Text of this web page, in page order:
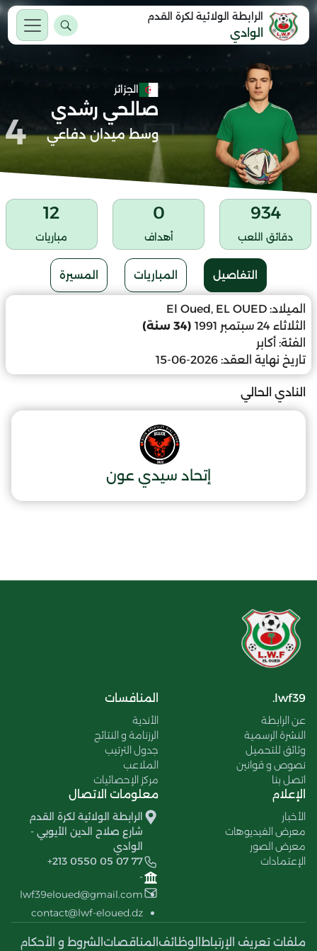
الرابطة الولائية لكرة القدم
الوادي
الجزائر
صالحي رشدي
وسط ميدان دفاعي 4
934
دقائق اللعب
0
أهداف
12
مباريات
التفاصيل المباريات المسيرة
الميلاد: El Oued, EL OUED
الثلاثاء 24 سبتمبر 1991
(34 سنة)
الفئة: أكابر
تاريخ نهاية العقد: 2026-06-15
النادي الحالي
إتحاد سيدي عون
lwf39.
عن الرابطة
النشرة الرسمية
وثائق للتحميل
نصوص و قوانين
اتصل بنا
المنافسات
الأندية
الرزنامة و النتائج
جدول الترتيب
الملاعب
مركز الإحصائيات
الإعلام
الأخبار
معرض الفيديوهات
معرض الصور
الإعتمادات
معلومات الاتصال
الرابطة الولائية لكرة القدم
شارع صلاح الدين الأيوبي -
الوادي
+213 0550 05 07 77
-
lwf39eloued@gmail.com
contact@lwf-eloued.dz
ملفات تعريف الإرتباط الوظائف المناقصات الشروط و الأحكام